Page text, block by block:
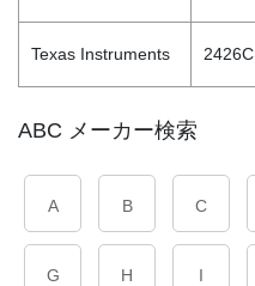
Texas Instruments 2426C
ABC メーカー検索
A B C
G H I